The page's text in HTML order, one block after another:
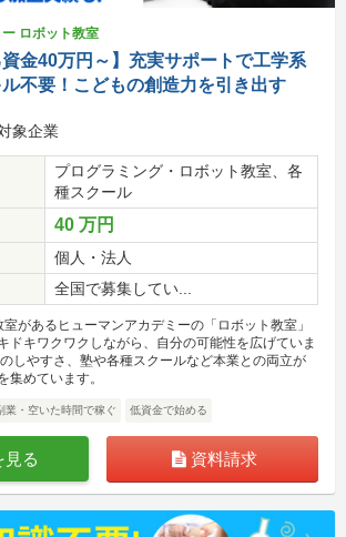
ロボット教室
資金40万円～】充実サポートで工学系
不要！こどもの創造力を引き出す
象企業
プログラミング・ロボット教室、各
種スクール
40 万円
個人・法人
全国で募集してい...
があるヒューマンアカデミーの「ロボット教室」
ドキワクワクしながら、自分の可能性を広げていま
しやすさ、塾や各種スクールなど本業との両立が
集めています。
業・空いた時間で稼ぐ 低資金で始める
見る 資料請求